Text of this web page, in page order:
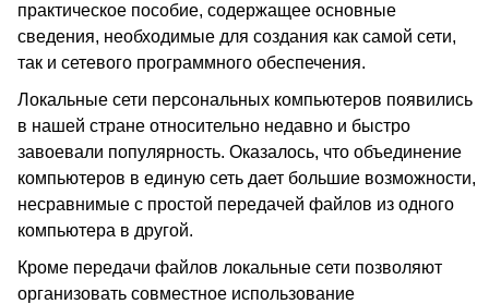
практическое пособие, содержащее основные
сведения, необходимые для создания как самой сети,
так и сетевого программного обеспечения.
Локальные сети персональных компьютеров появились
в нашей стране относительно недавно и быстро
завоевали популярность. Оказалось, что объединение
компьютеров в единую сеть дает большие возможности,
несравнимые с простой передачей файлов из одного
компьютера в другой.
Кроме передачи файлов локальные сети позволяют
организовать совместное использование